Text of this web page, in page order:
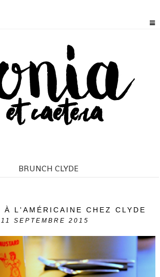
BRUNCH CLYDE
À L'AMÉRICAINE CHEZ CLYDE
11 SEPTEMBRE 2015